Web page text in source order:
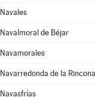
Navales
Navalmoral de Béjar
Navamorales
Navarredonda de la
Navasfrías